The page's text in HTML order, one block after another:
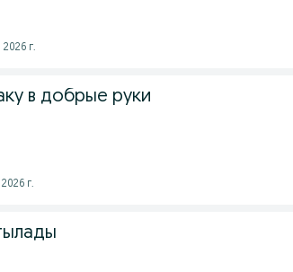
г.
в добрые руки
г.